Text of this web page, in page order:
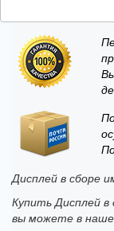
Дисплей в сборе
Купить Дисплей в
вы можете в